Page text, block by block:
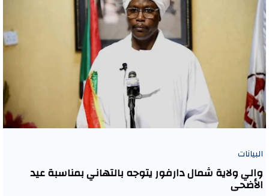
البيانات
والي ولاية شمال دارفور يتوجه بالتهاني بمناسبة عيد
الأضحى